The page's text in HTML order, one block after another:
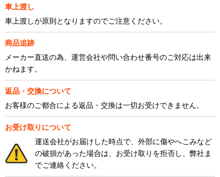
車上渡し
車上渡しが原則となりますのでご注意ください。
商品追跡
メーカー直送の為、運営会社や問い合わせ番号のご対応は出来
かねます。
返品・交換について
お客様のご都合による返品・交換は一切お受けできません。
お受け取りについて
運送会社がお届けした時点で、外部に傷やへこみなど
の破損があった場合は、お受け取りを拒否し、弊社ま
でご連絡ください。